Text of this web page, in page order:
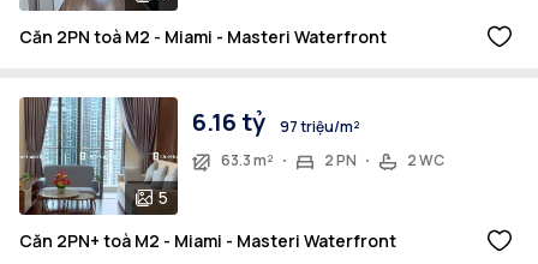
Căn 2PN toà M2 - Miami - Masteri Waterfront
5
6.16 tỷ
97 triệu/m²
63.3 m²
2 PN 2 WC
Căn 2PN+ toà M2 - Miami - Masteri Waterfront